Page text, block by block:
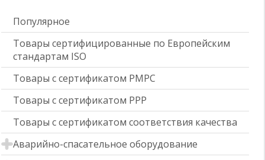
Популярное
Товары сертифицированные по Европейским
стандартам ISO
Товары с сертификатом РМРС
Товары с сертификатом РРР
Товары с сертификатом соответствия качества
Аварийно-спасательное оборудование